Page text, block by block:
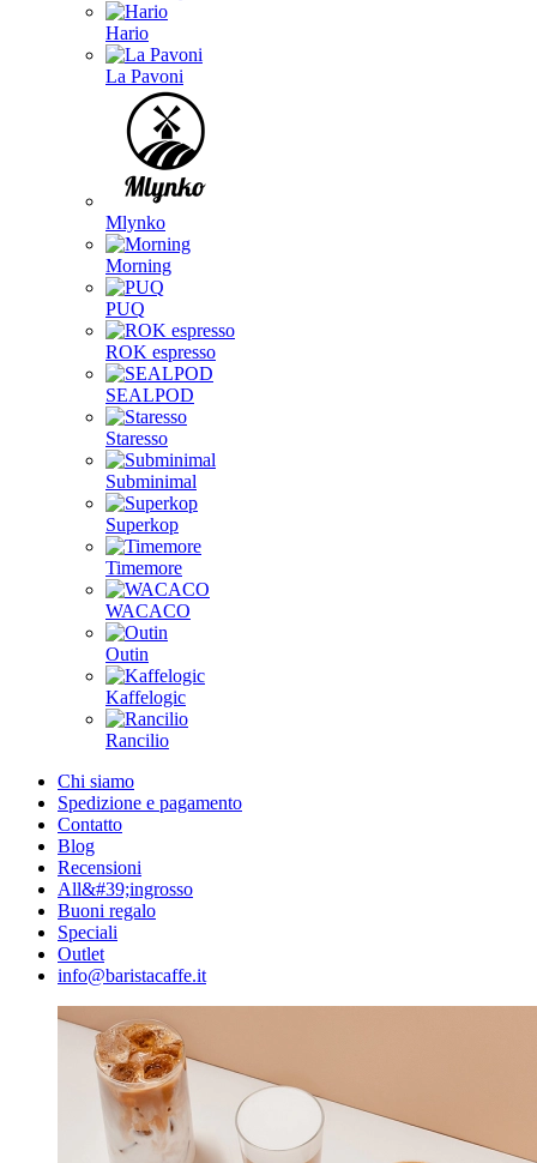
Hario
La Pavoni
Mlynko
Morning
PUQ
ROK espresso
SEALPOD
Staresso
Subminimal
Superkop
Timemore
WACACO
Outin
Kaffelogic
Rancilio
Chi siamo
Spedizione e pagamento
Contatto
Blog
Recensioni
All&#39;ingrosso
Buoni regalo
Speciali
Outlet
info@baristacaffe.it